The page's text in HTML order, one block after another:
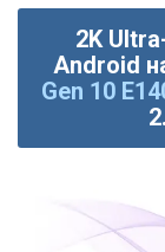
2K
Android
Gen 10